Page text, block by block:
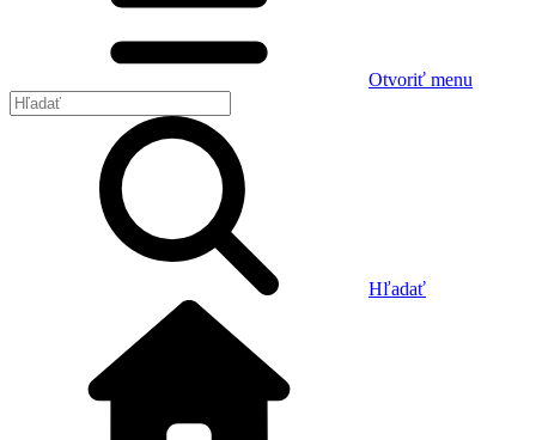
Otvoriť menu
Hľadať